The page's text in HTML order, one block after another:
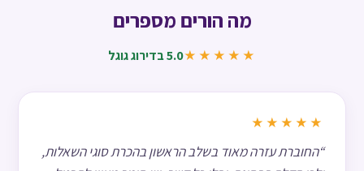
מה הורים מספרים
★★★★★5.0 בדירוג גוגל
★★★★★
“החוברת עזרה מאוד בשלב הראשון בהכרת סוגי השאלות,